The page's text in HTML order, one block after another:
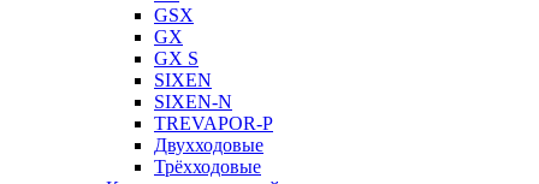
GSX
GX
GX S
SIXEN
SIXEN-N
TREVAPOR-P
Двухходовые
Трёхходовые